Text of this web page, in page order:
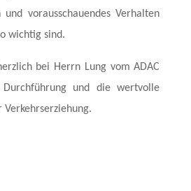
vorausschauendes Verhalten
wichtig sind.
bei Herrn Lung vom ADAC
und die wertvolle